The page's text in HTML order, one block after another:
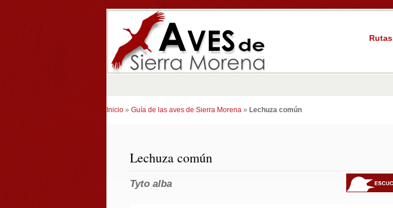
Rutas
Inicio » Guía de las aves de Sierra Morena » Lechuza común
Lechuza común
Tyto alba